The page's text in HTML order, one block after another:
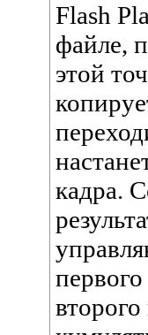
Flash
файле,
этой
кадра.